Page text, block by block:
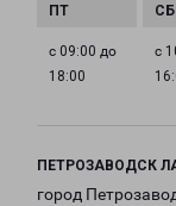
с 09:00 до
18:00
с
ПЕТРОЗАВОДСК
город